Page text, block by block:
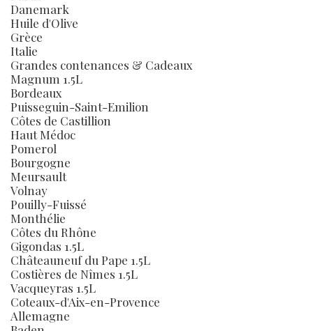
Danemark
Huile d'Olive
Grèce
Italie
Grandes contenances & Cadeaux
Magnum 1.5L
Bordeaux
Puisseguin-Saint-Emilion
Côtes de Castillion
Haut Médoc
Pomerol
Bourgogne
Meursault
Volnay
Pouilly-Fuissé
Monthélie
Côtes du Rhône
Gigondas 1.5L
Châteauneuf du Pape 1.5L
Costières de Nîmes 1.5L
Vacqueyras 1.5L
Coteaux-d'Aix-en-Provence
Allemagne